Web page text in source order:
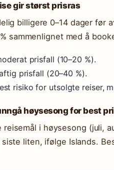
gir størst prisras
billigere 0–14 dager før
sammenlignet med å
prisfall (10–20 %).
prisfall (20–40 %).
risiko for utsolgte reiser,
høysesong for best
i høysesong (juli,
liten, ifølge Islands.